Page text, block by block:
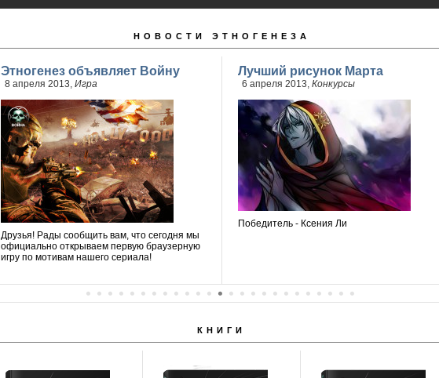
НОВОСТИ ЭТНОГЕНЕЗА
Этногенез объявляет Войну
8 апреля 2013, Игра
Друзья! Рады сообщить вам, что сегодня мы
официально открываем первую браузерную
игру по мотивам нашего сериала!
Лучший рисунок Марта
6 апреля 2013, Конкурсы
Победитель - Ксения Ли
КНИГИ